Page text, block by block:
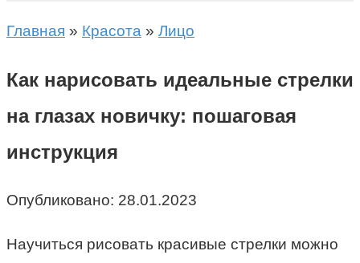
Главная » Красота » Лицо
Как нарисовать идеальные стрелки
на глазах новичку: пошаговая
инструкция
Опубликовано: 28.01.2023
Научиться рисовать красивые стрелки можно